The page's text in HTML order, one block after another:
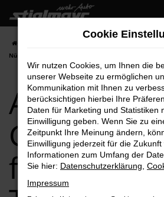
Zum
Hauptinhalt
springen
Nürnberg Top-Angebote
Audi Q7
für
Cookie
Wir nutzen Cookies, um Ihnen die
unserer Webseite zu ermöglichen
Kommunikation mit Ihnen zu
berücksichtigen hierbei Ihre
Daten für Marketing und Statistiken
Einwilligung geben. Wenn Sie zu
Zeitpunkt Ihre Meinung ändern,
Einwilligung jederzeit für die
Informationen zum Umfang der
Sie hier: Datenschutzerklärung
Impressum